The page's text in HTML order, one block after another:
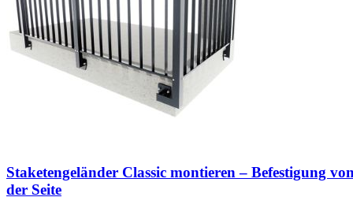
Staketengeländer Classic montieren – Befestigung
der Seite